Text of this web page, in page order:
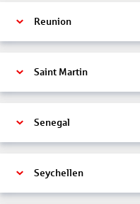
Reunion
Saint Martin
Senegal
Seychellen